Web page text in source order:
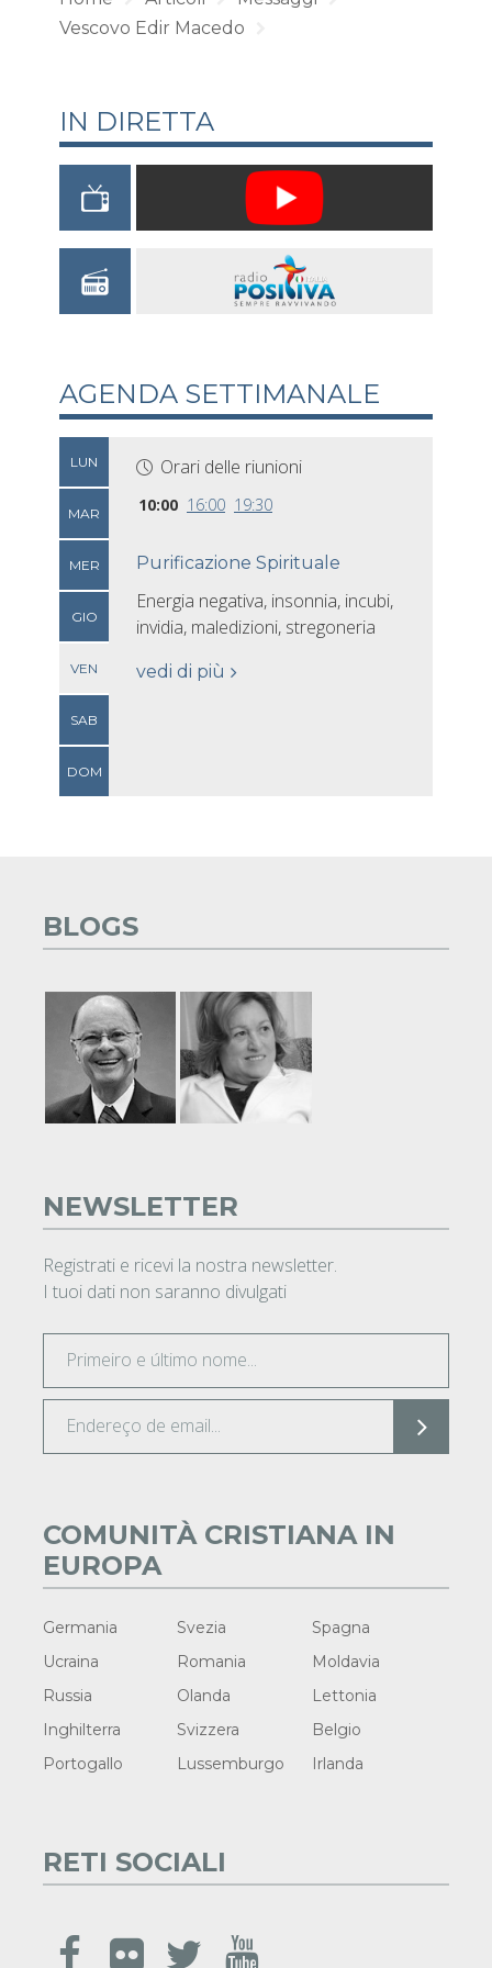
Vescovo Edir Macedo
IN DIRETTA
AGENDA SETTIMANALE
LUN
MAR
MER
GIO
VEN
SAB
DOM
Orari delle riunioni
10:00 16:00 19:30
Purificazione Spirituale
Energia negativa, insonnia, incubi,
invidia, maledizioni, stregoneria
vedi di più
BLOGS
NEWSLETTER
Registrati e ricevi la nostra newsletter.
I tuoi dati non saranno divulgati
COMUNITÀ CRISTIANA IN
EUROPA
Germania Svezia
Spagna
Ucraina
Romania
Moldavia
Russia
Olanda
Lettonia
Inghilterra
Svizzera
Belgio
Portogallo
Lussemburgo Irlanda
RETI SOCIALI